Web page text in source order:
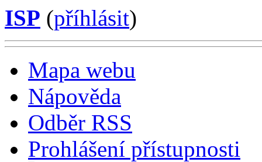
ISP (příhlásit)
Mapa webu
Nápověda
Odběr RSS
Prohlášení přístupnosti